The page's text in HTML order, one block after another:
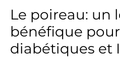
Le poireau: un
bénéfique
diabétiques et